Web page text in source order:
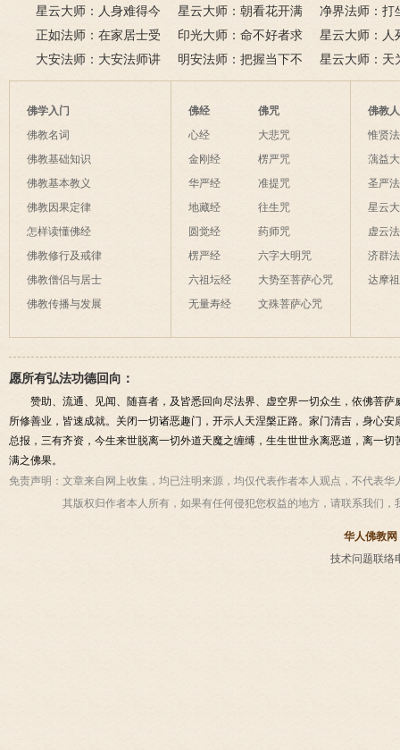
来是向前。
运？
悲道场
《心经》中的
星云大师：人身难得今
已得，佛法难闻今已闻；
此身不向今生度，更向何
生度此身？
星云大师：朝看花开满
树红，暮看花落树还空；
若将花比人间事，花与人
间事一同。
净界法师：打
该怎么念佛？
正如法师：在家居士受
五戒可以搭缦衣吗？
印光大师：命不好者求
美好姻缘，有个简单方
法
星云大师：人
是怎样的？
大安法师：大安法师讲
解
明安法师：把握当下不
后悔
星云大师：天
为毡，日月星
夜间不敢长伸
破海底天。
佛学入门
佛教名词
佛教基础知识
佛教基本教义
佛教因果定律
怎样读懂佛经
佛教修行及戒律
佛教僧侣与居士
佛教传播与发展
佛经
心经
金刚经
华严经
地藏经
圆觉经
楞严经
六祖坛经
无量寿经
佛咒
大悲咒
楞严咒
准提咒
往生咒
药师咒
六字大明咒
大势至菩萨心咒
文殊菩萨心咒
佛教
惟贤
蕅益
圣严
星云
虚云
济群
达摩
愿所有弘法功德回向：
赞助、流通、见闻、随喜者，及皆悉回向尽法界、虚空界一切众生，依佛菩
所修善业，皆速成就。关闭一切诸恶趣门，开示人天涅槃正路。家门清吉，身心
总报，三有齐资，今生来世脱离一切外道天魔之缠缚，生生世世永离恶道，离一
满之佛果。
免责声明： 文章来自网上收集，均已注明来源，均仅代表作者本人观点，不代表
其版权归作者本人所有，如果有任何侵犯您权益的地方，请联系我们，
华人佛教网
技术问题联络